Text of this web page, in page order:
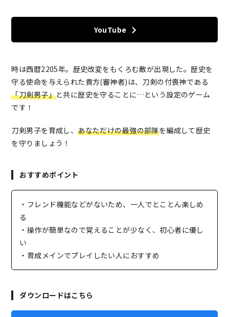
YouTube
時は西暦2205年。歴史改変をもくろむ敵が出現した。歴史を
守る使命を与えられた貴方(審神者)は、刀剣の付喪神である
「刀剣男子」と共に歴史を守ることに…という設定のゲーム
です！
刀剣男子を育成し、あなただけの最強の部隊を編成して歴史
を守りましょう！
おすすめポイント
・フレンド機能などがないため、一人でとことん楽しめ
る
・操作が簡単なので覚えることが少なく、初心者に優し
い
・育成メインでプレイしたい人におすすめ
ダウンロードはこちら